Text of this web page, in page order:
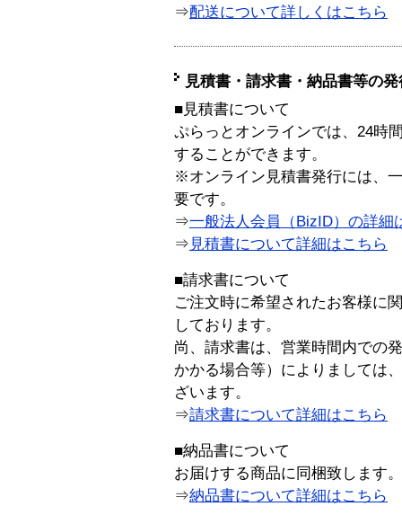
⇒配送について詳しくはこちら
見積書・請求書・納品書等の
■見積書について
ぷらっとオンラインでは、24時
することができます。
※オンライン見積書発行には、
要です。
⇒一般法人会員（BizID）の詳細
⇒ 見積書について詳細はこちら
■請求書について
ご注文時に希望されたお客様に
しております。
尚、請求書は、営業時間内での
かかる場合等）によりましては
ざいます。
⇒請求書について詳細はこちら
■納品書について
お届けする商品に同梱致します。
⇒納品書について詳細はこちら